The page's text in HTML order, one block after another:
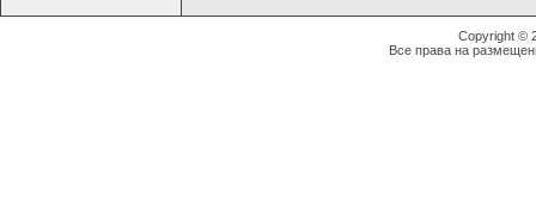
Copyright ©
Все права на